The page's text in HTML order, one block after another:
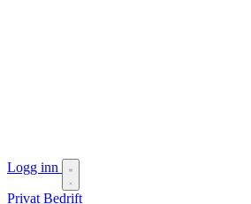
Logg inn
Privat Bedrift